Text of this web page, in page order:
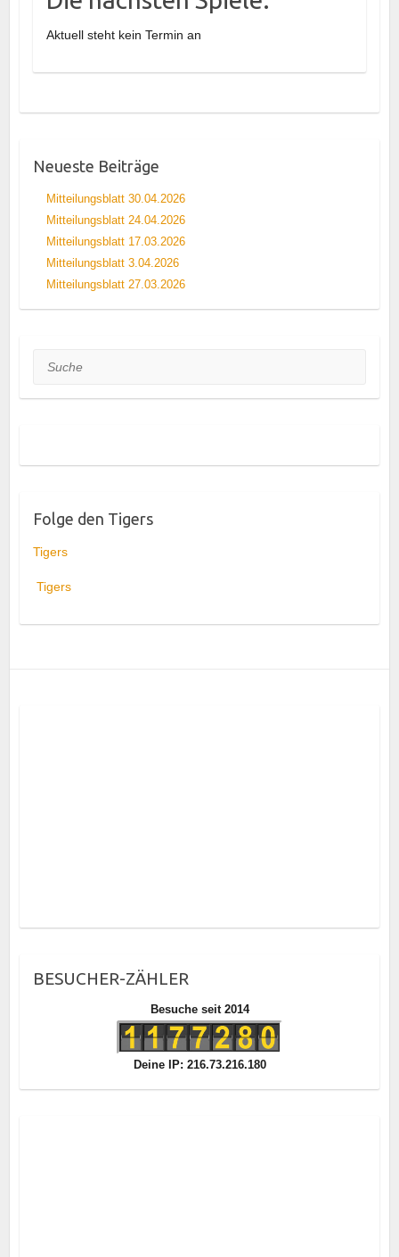
Aktuell steht kein Termin an
Neueste Beiträge
Mitteilungsblatt 30.04.2026
Mitteilungsblatt 24.04.2026
Mitteilungsblatt 17.03.2026
Mitteilungsblatt 3.04.2026
Mitteilungsblatt 27.03.2026
Suche
Folge den Tigers
Tigers
Tigers
BESUCHER-ZÄHLER
Besuche seit 2014
Deine IP: 216.73.216.180